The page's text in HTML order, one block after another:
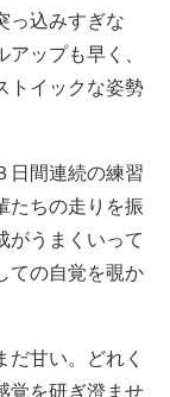
っ込みすぎな
ップも早く、
トイックな姿勢
日間連続の練習
たちの走りを振
がうまくいって
ての自覚を覗か
甘い。どれく
覚を研ぎ澄ませ